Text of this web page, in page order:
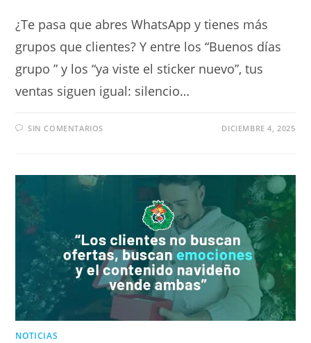
¿Te pasa que abres WhatsApp y tienes más
grupos que clientes? Y entre los “Buenos días
grupo ” y los “ya viste el sticker nuevo”, tus
ventas siguen igual: silencio…
SIN COMENTARIOS DICIEMBRE 4, 2025
NOTICIAS